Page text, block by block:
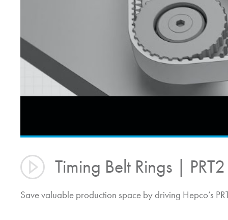
Timing Belt Rings |
Save valuable production space by driving Hepco’s